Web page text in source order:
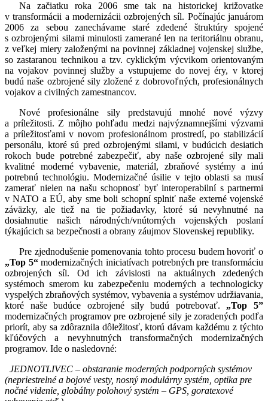
Na začiatku roka 2006 sme tak na historickej križovatke
v transformácii a modernizácii ozbrojených síl. Počínajúc januárom
2006 za sebou zanechávame staré zdedené štruktúry spojené
s ozbrojenými silami minulosti zamerané len na teritoriálnu obranu,
z veľkej miery založenými na povinnej základnej vojenskej službe,
so zastaranou technikou a tzv. cyklickým výcvikom orientovaným
na vojakov povinnej služby a vstupujeme do novej éry, v ktorej
budú naše ozbrojené sily zložené z dobrovoľných, profesionálnych
vojakov a civilných zamestnancov.
Nové profesionálne sily predstavujú mnohé nové výzvy
a príležitosti. Z môjho pohľadu medzi najvýznamnejšími výzvami
a príležitosťami v novom profesionálnom prostredí, po stabilizácií
personálu, ktoré sú pred ozbrojenými silami, v budúcich desiatich
rokoch bude potrebné zabezpečiť, aby naše ozbrojené sily mali
kvalitné moderné vybavenie, materiál, zbraňové systémy a inú
potrebnú technológiu. Modernizačné úsilie v tejto oblasti sa musí
zamerať nielen na našu schopnosť byť interoperabilní s partnermi
v NATO a EÚ, aby sme boli schopní splniť naše externé vojenské
záväzky, ale tiež na tie požiadavky, ktoré sú nevyhnutné na
dosiahnutie našich národných/vnútorných vojenských poslaní
týkajúcich sa bezpečnosti a obrany záujmov Slovenskej republiky.
Pre zjednodušenie pomenovania tohto procesu budem hovoriť o
„Top 5“modernizačných iniciatívach potrebných pre transformáciu
ozbrojených síl. Od ich závislosti na aktuálnych zdedených
systémoch smerom ku zabezpečeniu moderných a technologicky
vyspelých zbraňových systémov, vybavenia a systémov udržiavania,
ktoré naše budúce ozbrojené sily budú potrebovať. „Top 5”
modernizačných programov pre ozbrojené sily je zoradených podľa
priorít, aby sa zdôraznila dôležitosť, ktorú dávam každému z týchto
kľúčových a nevyhnutných transformačných modernizačných
programov. Ide o nasledovné:
JEDNOTLIVEC – obstaranie moderných podporných systémov
(nepriestrelné a bojové vesty, nosný modulárny systém, optika pre
nočné videnie, globálny polohový systém – GPS, goratexové